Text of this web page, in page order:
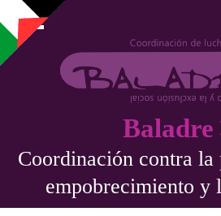
Pasar al contenido principal
Baladre
Coordinación contra la
empobrecimiento y